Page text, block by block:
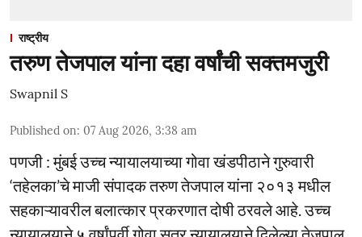
राष्ट्रीय
तरुण तेजपाल यांना दहा वर्षांची सक्तमजुरी
Swapnil S
Published on: 07 Aug 2026, 3:38 am
पणजी : मुंबई उच्च न्यायालयाच्या गोवा खंडपीठाने गुरुवारी
‘तहेलका’चे माजी संपादक तरुण तेजपाल यांना २०१३ मधील
सहकाऱ्यावरील बलात्कार प्रकरणात दोषी ठरवले आहे. उच्च